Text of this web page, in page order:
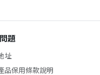
題
址
品保用條款說明